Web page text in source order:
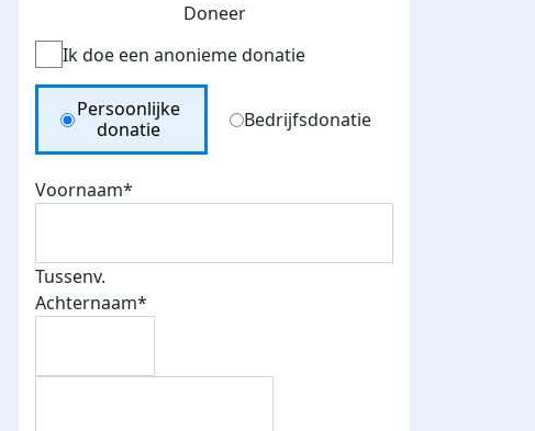
Doneer
Ik doe een anonieme donatie
Donation Type
Persoonlijke
donatie
Bedrijfsdonatie
Voornaam*
Tussenv.
Achternaam*